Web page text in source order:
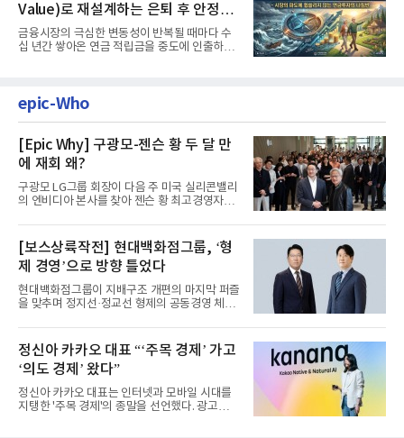
Value)로 재설계하는 은퇴 후 안정적
생활보장과 평생소득 전략
금융시장의 극심한 변동성이 반복될 때마다 수
십 년간 쌓아온 연금 적립금을 중도에 인출하거
epic-Who
[Epic Why] 구광모-젠슨 황 두 달 만
에 재회 왜?
구광모 LG그룹 회장이 다음 주 미국 실리콘밸리
의 엔비디아 본사를 찾아 젠슨 황 최고경영자
[보스상륙작전] 현대백화점그룹, ‘형
제 경영’으로 방향 틀었다
현대백화점그룹이 지배구조 개편의 마지막 퍼즐
을 맞추며 정지선·정교선 형제의 공동경영 체제
정신아 카카오 대표 “‘주목 경제’ 가고
‘의도 경제’ 왔다”
정신아 카카오 대표는 인터넷과 모바일 시대를
지탱한 '주목 경제'의 종말을 선언했다. 광고를